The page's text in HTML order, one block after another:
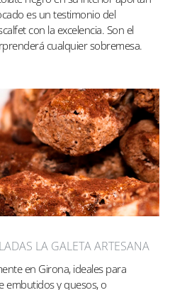
es un testimonio del
con la excelencia. Son el
cualquier sobremesa.
LA GALETA ARTESANA
en Girona, ideales para
embutidos y quesos, o